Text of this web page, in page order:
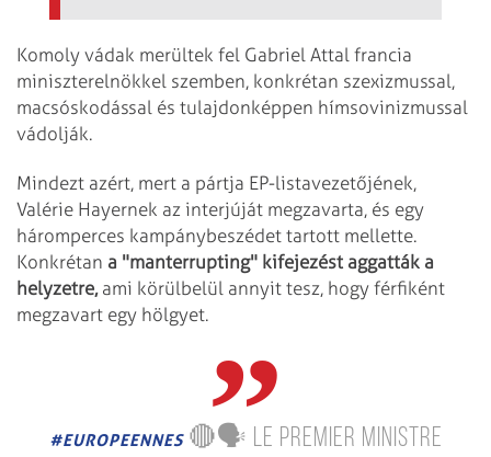
Komoly vádak merültek fel Gabriel Attal francia
miniszterelnökkel szemben, konkrétan szexizmussal,
macsóskodással és tulajdonképpen hímsovinizmussal
vádolják.
Mindezt azért, mert a pártja EP-listavezetőjének,
Valérie Hayernek az interjúját megzavarta, és egy
háromperces kampánybeszédet tartott mellette.
Konkrétan a "manterrupting" kifejezést aggatták a
helyzetre,ami körülbelül annyit tesz, hogy férfiként
megzavart egy hölgyet.
#EUROPEENNES🔴🗣 Le Premier ministre